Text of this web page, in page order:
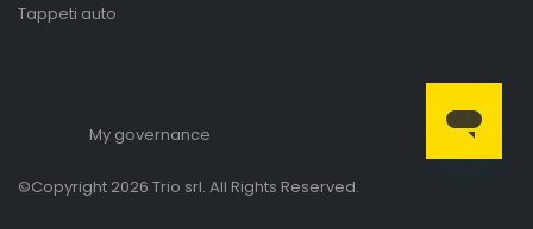
Tappeti auto
My governance
©Copyright 2026 Trio srl. All Rights Reserved.